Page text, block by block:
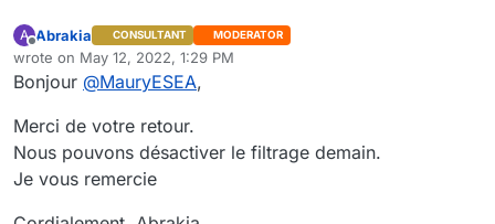
A
Offline
Abrakia CONSULTANT MODERATOR
wrote on May 12, 2022, 1:29 PM
last edited by
Bonjour @MauryESEA,
Merci de votre retour.
Nous pouvons désactiver le filtrage demain.
Je vous remercie